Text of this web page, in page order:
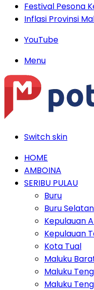
Festival Pesona
Inflasi Provinsi
YouTube
Menu
Switch skin
HOME
AMBOINA
SERIBU PULAU
Buru
Buru Selatan
Kepulauan
Kepulauan
Kota Tual
Maluku
Maluku
Maluku